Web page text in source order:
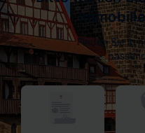
Finden Sie in